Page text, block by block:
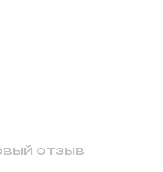
отзыв